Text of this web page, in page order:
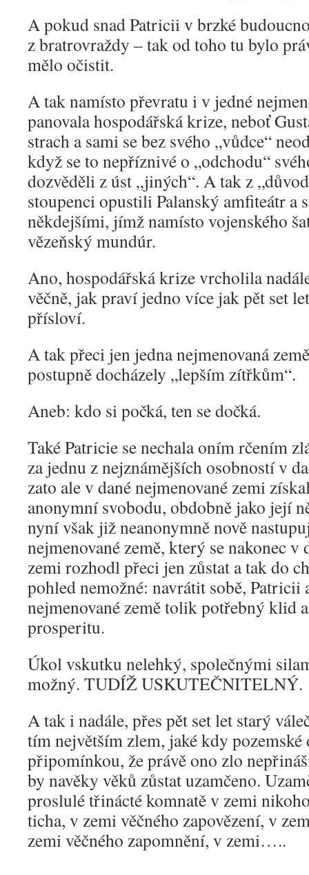
A pokud snad Patricii v brzké
z bratrovraždy – tak od toho tu bylo
mělo očistit.
A tak namísto převratu i v jedné
panovala hospodářská krize, neboť
strach a sami se bez svého „vůdce“
když se to nepříznivé o „odchodu“
dozvěděli z úst „jiných“. A tak z
stoupenci opustili Palanský amfiteátr a
někdejšími, jímž namísto vojenského
vězeňský mundúr.
Ano, hospodářská krize vrcholila
věčně, jak praví jedno více jak pět set
přísloví.
A tak přeci jen jedna nejmenovaná
postupně docházely „lepším zítřkům“.
Aneb: kdo si počká, ten se dočká.
Také Patricie se nechala oním rčením
za jednu z nejznámějších osobností v
zato ale v dané nejmenované zemi
anonymní svobodu, obdobně jako její
nyní však již neanonymně nově
nejmenované země, který se nakonec v
zemi rozhodl přeci jen zůstat a tak do
pohled nemožné: navrátit sobě, Patricii
nejmenované země tolik potřebný klid
prosperitu.
Úkol vskutku nelehký, společnými
možný. TUDÍŽ USKUTEČNITELNÝ.
A tak i nadále, přes pět set let starý
tím největším zlem, jaké kdy pozemské
připomínkou, že právě ono zlo
by navěky věků zůstat uzamčeno.
proslulé třinácté komnatě v zemi
ticha, v zemi věčného zapovězení, v
zemi věčného zapomnění, v zemi…..